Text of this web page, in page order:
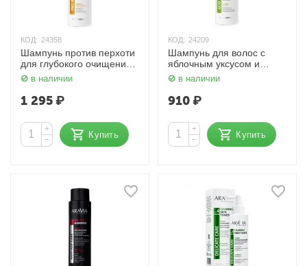
КОД: 24358
Шампунь против перхоти
для глубокого очищения
кожи головы и волос 420
в наличии
1 295₽
+
−
Купить
КОД: 24209
Шампунь для волос с
яблочным уксусом и
салициловой кислотой
в наличии
910₽
+
−
Купить